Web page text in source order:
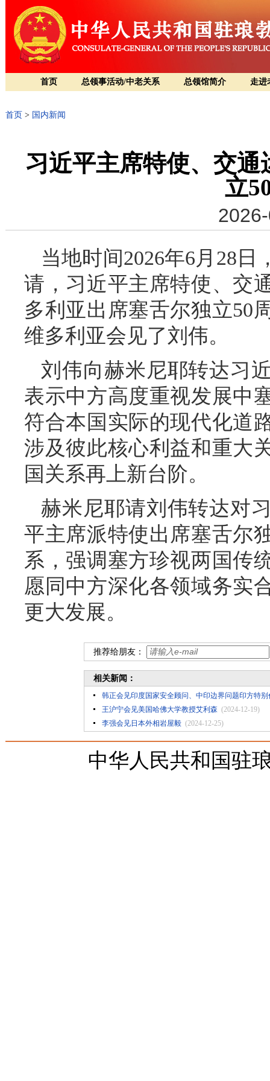
首页 总领事活动/中老关系 总领馆简介 走进
首页 > 国内新闻
习近平主席特使、交
立
当地时间2026年6月28
请，习近平主席特使、交
多利亚出席塞舌尔独立50
维多利亚会见了刘伟。
刘伟向赫米尼耶转达习
表示中方高度重视发展中
符合本国实际的现代化道
涉及彼此核心利益和重大
国关系再上新台阶。
赫米尼耶请刘伟转达对
平主席派特使出席塞舌尔
系，强调塞方珍视两国传
愿同中方深化各领域务实
更大发展。
推荐给朋友：
相关新闻：
韩正会见印度国家安全顾问、中印边界问题印方特
王沪宁会见美国哈佛大学教授艾利森 (2024-12-19)
李强会见日本外相岩屋毅 (2024-12-25)
中华人民共和国驻